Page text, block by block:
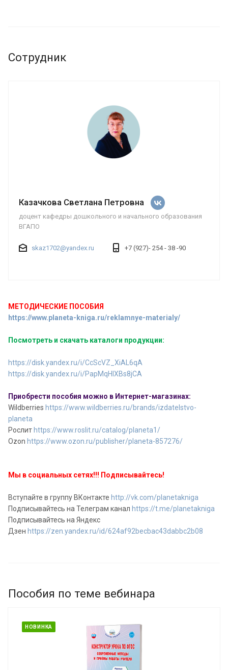
Сотрудник
Казачкова Светлана Петровна
доцент кафедры дошкольного и начального образования
ВГАПО
skaz1702@yandex.ru +7 (927)- 254 - 38 -90
МЕТОДИЧЕСКИЕ ПОСОБИЯ
https://www.planeta-kniga.ru/reklamnye-materialy/
Посмотреть и скачать каталоги продукции:
https://disk.yandex.ru/i/CcScVZ_XiAL6qA
https://disk.yandex.ru/i/PapMqHlXBs8jCA
Приобрести пособия можно в Интернет-магазинах:
Wildberries https://www.wildberries.ru/brands/izdatelstvo-
planeta
Рослит https://www.roslit.ru/catalog/planeta1/
Ozon https://www.ozon.ru/publisher/planeta-857276/
Мы в социальных сетях!!! Подписывайтесь!
Вступайте в группу ВКонтакте http://vk.com/planetakniga
Подписывайтесь на Телеграм канал https://t.me/planetakniga
Подписывайтесь на Яндекс
Дзен https://zen.yandex.ru/id/624af92becbac43dabbc2b08
Пособия по теме вебинара
НОВИНКА